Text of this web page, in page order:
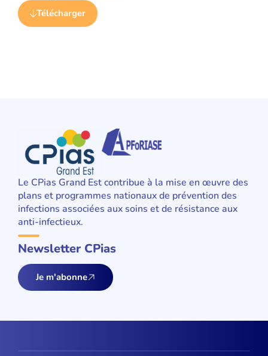
Télécharger
Le CPias Grand Est contribue à la mise en œuvre des
plans et programmes nationaux de prévention des
infections associées aux soins et de résistance aux
anti-infectieux.
Newsletter CPias
Je m'abonne